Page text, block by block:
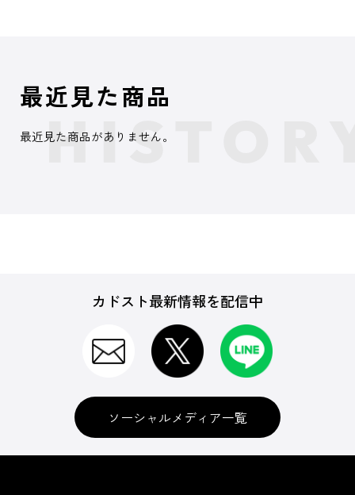
最近見た商品
最近見た商品がありません。
カドスト最新情報を配信中
ソーシャルメディア一覧